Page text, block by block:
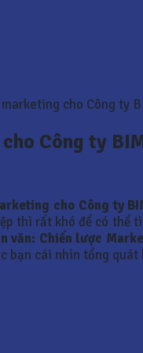
cho Công ty
Công ty
cho Công ty
thì rất khó để có thể
văn: Chiến lược
bạn cái nhìn tổng quát